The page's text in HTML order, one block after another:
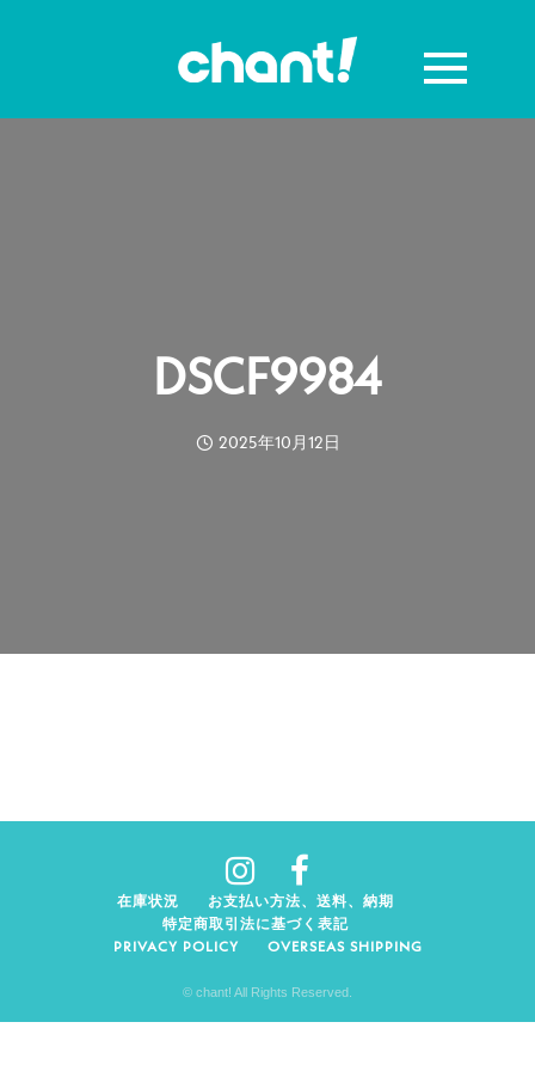
DSCF9984
2025年10月12日
在庫状況
お支払い方法、送料、納期
特定商取引法に基づく表記
PRIVACY POLICY
OVERSEAS SHIPPING
© chant! All Rights Reserved.